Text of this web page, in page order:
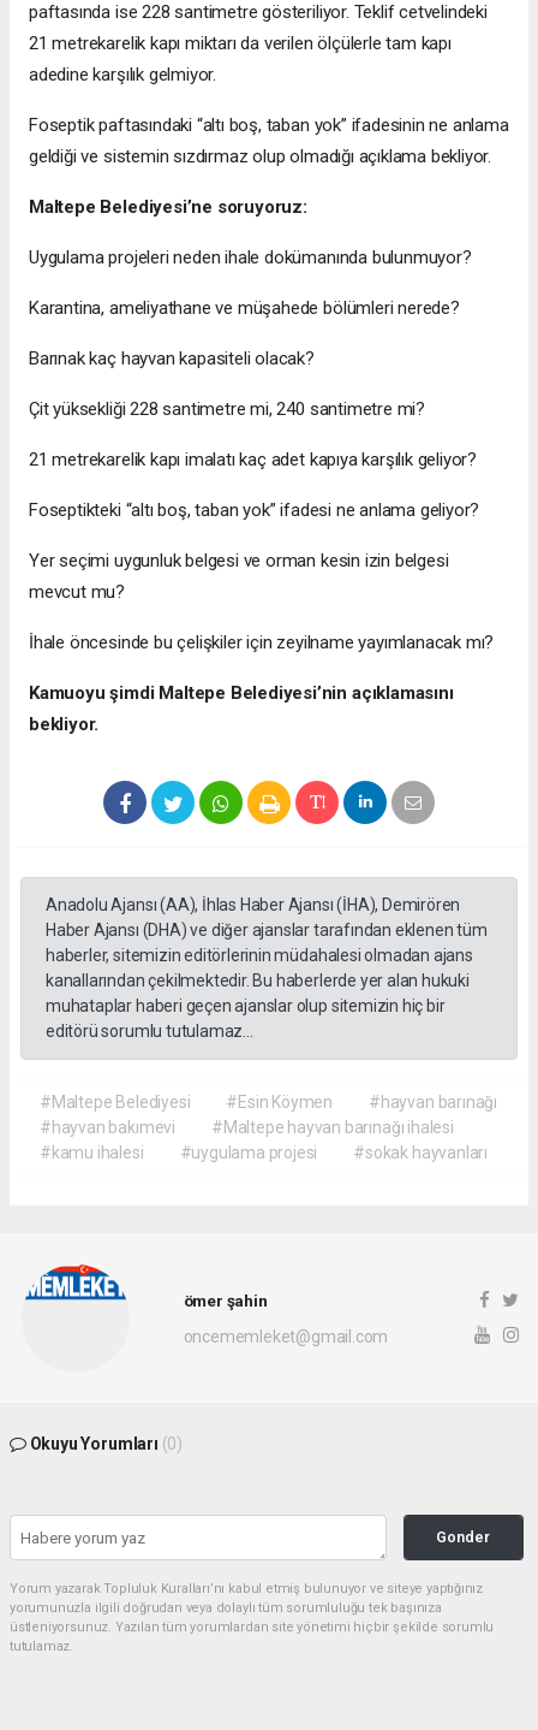
paftasında ise 228 santimetre gösteriliyor. Teklif cetvelindeki
21 metrekarelik kapı miktarı da verilen ölçülerle tam kapı
adedine karşılık gelmiyor.
Foseptik paftasındaki “altı boş, taban yok” ifadesinin ne anlama
geldiği ve sistemin sızdırmaz olup olmadığı açıklama bekliyor.
Maltepe Belediyesi’ne soruyoruz:
Uygulama projeleri neden ihale dokümanında bulunmuyor?
Karantina, ameliyathane ve müşahede bölümleri nerede?
Barınak kaç hayvan kapasiteli olacak?
Çit yüksekliği 228 santimetre mi, 240 santimetre mi?
21 metrekarelik kapı imalatı kaç adet kapıya karşılık geliyor?
Foseptikteki “altı boş, taban yok” ifadesi ne anlama geliyor?
Yer seçimi uygunluk belgesi ve orman kesin izin belgesi
mevcut mu?
İhale öncesinde bu çelişkiler için zeyilname yayımlanacak mı?
Kamuoyu şimdi Maltepe Belediyesi’nin açıklamasını
bekliyor.
Anadolu Ajansı (AA), İhlas Haber Ajansı (İHA), Demirören
Haber Ajansı (DHA) ve diğer ajanslar tarafından eklenen tüm
haberler, sitemizin editörlerinin müdahalesi olmadan ajans
kanallarından çekilmektedir. Bu haberlerde yer alan hukuki
muhataplar haberi geçen ajanslar olup sitemizin hiç bir
editörü sorumlu tutulamaz...
#Maltepe Belediyesi #Esin Köymen
#hayvan barınağı
#hayvan bakımevi
#Maltepe hayvan barınağı ihalesi
#kamu ihalesi
#uygulama projesi #sokak hayvanları
ömer şahin
oncememleket@gmail.com
Okuyu Yorumları (0)
Gonder
Yorum yazarak Topluluk Kuralları’nı kabul etmiş bulunuyor ve siteye yaptığınız
yorumunuzla ilgili doğrudan veya dolaylı tüm sorumluluğu tek başınıza
üstleniyorsunuz. Yazılan tüm yorumlardan site yönetimi hiçbir şekilde sorumlu
tutulamaz.